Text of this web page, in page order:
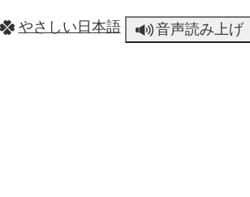
やさしい日本語 音声読み上げ